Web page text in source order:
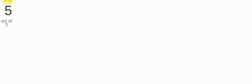
5
out of
5